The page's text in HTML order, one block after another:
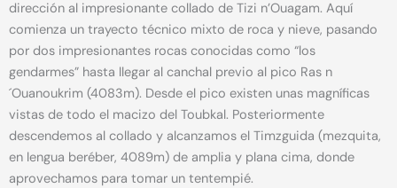
dirección al impresionante collado de Tizi n’Ouagam. Aquí
comienza un trayecto técnico mixto de roca y nieve, pasando
por dos impresionantes rocas conocidas como “los
gendarmes” hasta llegar al canchal previo al pico Ras n
´Ouanoukrim (4083m). Desde el pico existen unas magníficas
vistas de todo el macizo del Toubkal. Posteriormente
descendemos al collado y alcanzamos el Timzguida (mezquita,
en lengua beréber, 4089m) de amplia y plana cima, donde
aprovechamos para tomar un tentempié.